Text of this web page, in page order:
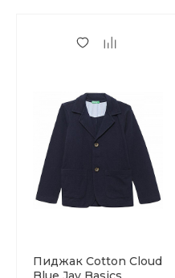
Пиджак Cotton Cloud